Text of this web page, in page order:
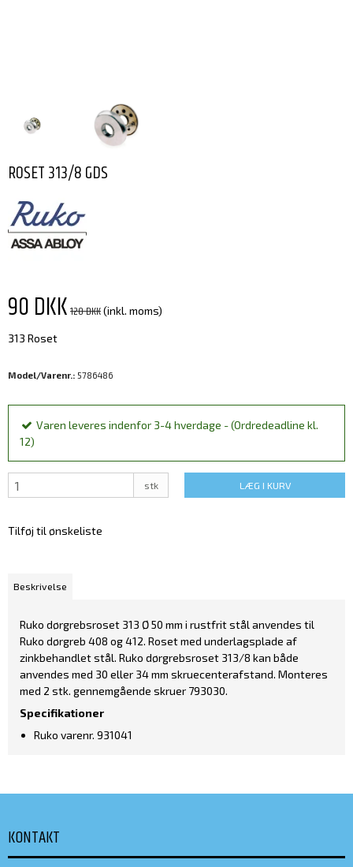
ROSET 313/8 GDS
90 DKK120 DKK(inkl. moms)
313 Roset
Model/Varenr.: 5786486
Varen leveres indenfor 3-4 hverdage - (Ordredeadline kl.
12)
stk LÆG I KURV
Tilføj til ønskeliste
Beskrivelse
Ruko dørgrebsroset 313 Ø 50 mm i rustfrit stål anvendes til
Ruko dørgreb 408 og 412. Roset med underlagsplade af
zinkbehandlet stål. Ruko dørgrebsroset 313/8 kan både
anvendes med 30 eller 34 mm skruecenterafstand. Monteres
med 2 stk. gennemgående skruer 793030.
Specifikationer
Ruko varenr. 931041
KONTAKT